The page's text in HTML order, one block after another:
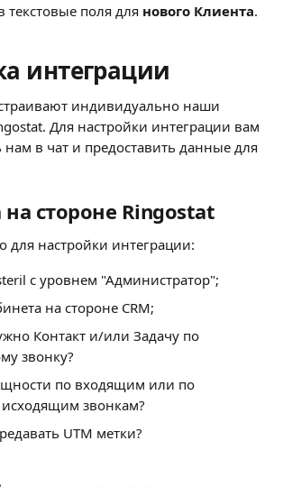
текстовые поля для нового Клиента.
интеграции
индивидуально наши
Для настройки интеграции вам
в чат и предоставить данные для
на стороне Ringostat
для настройки интеграции:
с уровнем "Администратор";
на стороне CRM;
Контакт и/или Задачу по
звонку?
по входящим или по
звонкам?
UTM метки?